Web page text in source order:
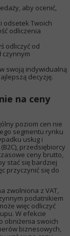
aby ocenić,
odsetek Twoich
odliczenia
odliczyć od
czynnym
swoją indywidualną
decyzję.
na ceny
poziom cen nie
segmentu rynku
usług i
przedsiębiorcy
ceny brutto,
stać się bardziej
przyczynić się do
zwolniona z VAT,
podatnikiem
więc odliczyć
W efekcie
obniżenia swoich
biznesowych,